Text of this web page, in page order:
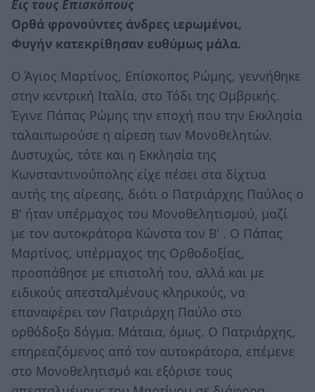
Εις τους Επισκόπους
Oρθά φρονούντες άνδρες ιερωμένοι,
Φυγήν κατεκρίθησαν ευθύμως μάλα.
Ο Άγιος Μαρτίνος, Επίσκοπος Ρώμης, γεννήθηκε
στην κεντρική Ιταλία, στο Τόδι της Ομβρικής.
Έγινε Πάπας Ρώμης την εποχή που την Εκκλησία
ταλαιπωρούσε η αίρεση των Μονοθελητών.
Δυστυχώς, τότε και η Εκκλησία της
Κωνσταντινούπολης είχε πέσει στα δίχτυα
αυτής της αίρεσης, διότι ο Πατριάρχης Παύλος ο
Β' ήταν υπέρμαχος του Μονοθελητισμού, μαζί
με τον αυτοκράτορα Κώνστα τον Β' . Ο Πάπας
Μαρτίνος, υπέρμαχος της Ορθοδοξίας,
προσπάθησε με επιστολή του, αλλά και με
ειδικούς απεσταλμένους κληρικούς, να
επαναφέρει τον Πατριάρχη Παύλο στο
ορθόδοξο δόγμα. Μάταια, όμως. Ο Πατριάρχης,
επηρεαζόμενος από τον αυτοκράτορα, επέμενε
στο Μονοθελητισμό και εξόρισε τους